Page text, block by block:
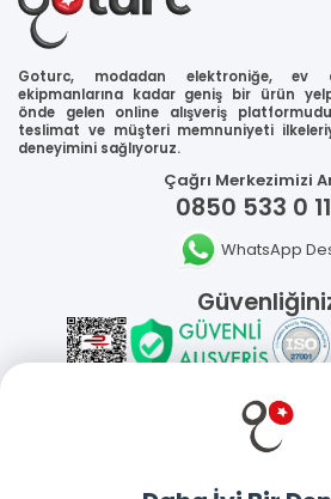
Goturc, modadan elektroniğe, ev
ekipmanlarına kadar geniş bir ürün
önde gelen online alışveriş
teslimat ve müşteri memnuniyeti
deneyimini sağlıyoruz.
Çağrı Merkezimizi
0850 533 0
WhatsApp
Sosyal